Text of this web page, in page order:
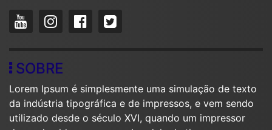
SOBRE
Lorem Ipsum é simplesmente uma simulação de texto
da indústria tipográfica e de impressos, e vem sendo
utilizado desde o século XVI, quando um impressor